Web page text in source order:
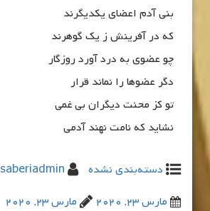
بنی آدم اعضای یکدیگرند
که در آفرینش ز یک گوهرند
چو عضوی به درد آورد روزگار
دگر عضوها را نماند قرار
تو کز محنت دیگران بی غمی
نشاید که نامت نهند آدمی
دسته‌بندی نشده
saberiadmin
مارس 23, 2020
مارس 23, 2020